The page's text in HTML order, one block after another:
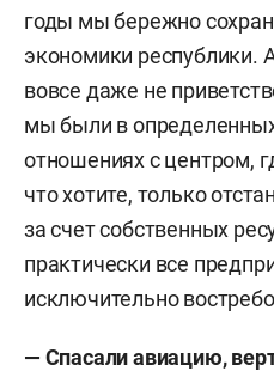
годы мы бережно
экономики республики.
вовсе даже не
мы были в
отношениях с центром,
что хотите, только
за счет собственных
практически все
исключительно
— Спасали авиацию,